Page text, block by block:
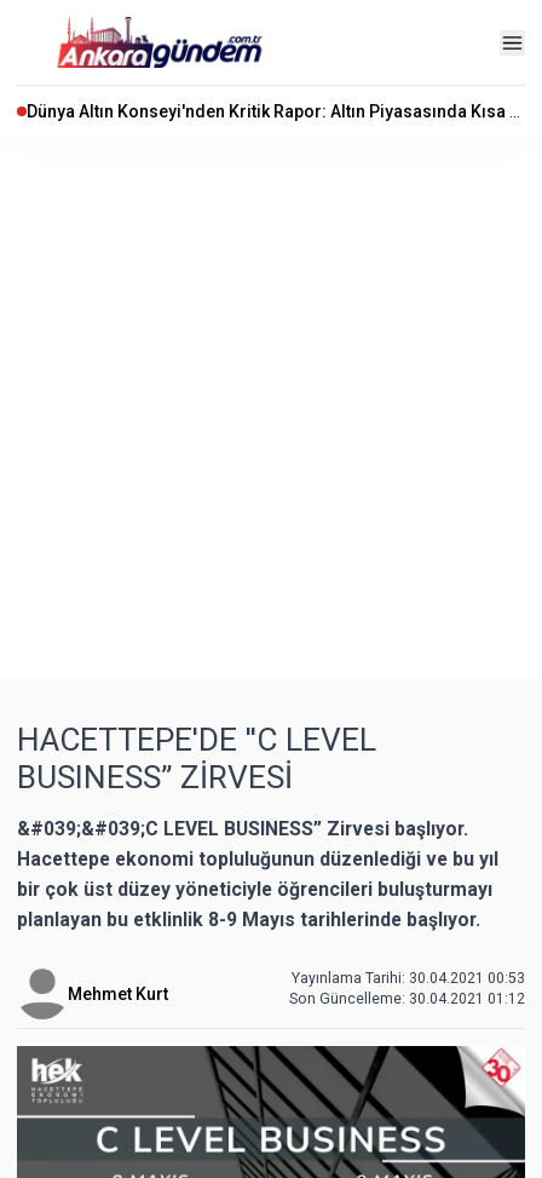
HACETTEPE'DE ''C LEVEL
BUSINESS” ZİRVESİ
&#039;&#039;C LEVEL BUSINESS” Zirvesi başlıyor.
Hacettepe ekonomi topluluğunun düzenlediği ve bu yıl
bir çok üst düzey yöneticiyle öğrencileri buluşturmayı
planlayan bu etklinlik 8-9 Mayıs tarihlerinde başlıyor.
Mehmet Kurt
Yayınlama Tarihi: 30.04.2021 00:53
Son Güncelleme: 30.04.2021 01:12